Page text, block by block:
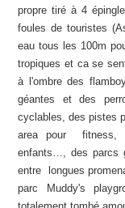
propre tiré à 4
foules de touristes
eau tous les 100m
tropiques et ca se
à l'ombre des
géantes et des
cyclables, des pistes
area pour fitness,
enfants…, des parcs
entre longues
parc Muddy's